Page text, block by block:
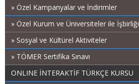
» Özel Kampanyalar ve İndirimler
» Özel Kurum ve Üniversiteler ile İşbirliği
» Sosyal ve Kültürel Aktiviteler
» TÖMER Sertifika Sınavı
ONLINE İNTERAKTİF TÜRKÇE KURSU